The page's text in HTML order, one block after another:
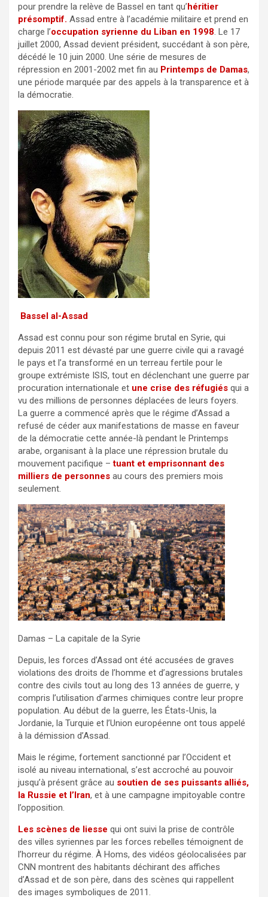
pour prendre la relève de Bassel en tant qu’héritier
présomptif. Assad entre à l’académie militaire et prend en
charge l’occupation syrienne du Liban en 1998. Le 17
juillet 2000, Assad devient président, succédant à son père,
décédé le 10 juin 2000. Une série de mesures de
répression en 2001-2002 met fin au Printemps de Damas,
une période marquée par des appels à la transparence et à
la démocratie.
Bassel al-Assad
Assad est connu pour son régime brutal en Syrie, qui
depuis 2011 est dévasté par une guerre civile qui a ravagé
le pays et l’a transformé en un terreau fertile pour le
groupe extrémiste ISIS, tout en déclenchant une guerre par
procuration internationale et une crise des réfugiés qui a
vu des millions de personnes déplacées de leurs foyers.
La guerre a commencé après que le régime d’Assad a
refusé de céder aux manifestations de masse en faveur
de la démocratie cette année-là pendant le Printemps
arabe, organisant à la place une répression brutale du
mouvement pacifique –tuant et emprisonnant des
milliers de personnes au cours des premiers mois
seulement.
Damas – La capitale de la Syrie
Depuis, les forces d’Assad ont été accusées de graves
violations des droits de l’homme et d’agressions brutales
contre des civils tout au long des 13 années de guerre, y
compris l’utilisation d’armes chimiques contre leur propre
population. Au début de la guerre, les États-Unis, la
Jordanie, la Turquie et l’Union européenne ont tous appelé
à la démission d’Assad.
Mais le régime, fortement sanctionné par l’Occident et
isolé au niveau international, s’est accroché au pouvoir
jusqu’à présent grâce au soutien de ses puissants alliés,
la Russie et l’Iran, et à une campagne impitoyable contre
l’opposition.
Les scènes de liesse qui ont suivi la prise de contrôle
des villes syriennes par les forces rebelles témoignent de
l’horreur du régime. À Homs, des vidéos géolocalisées par
CNN montrent des habitants déchirant des affiches
d’Assad et de son père, dans des scènes qui rappellent
des images symboliques de 2011.